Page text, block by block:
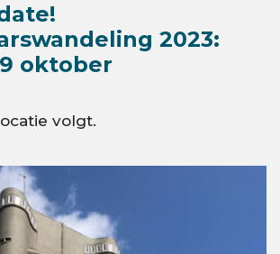
2023:
oktober
volgt.